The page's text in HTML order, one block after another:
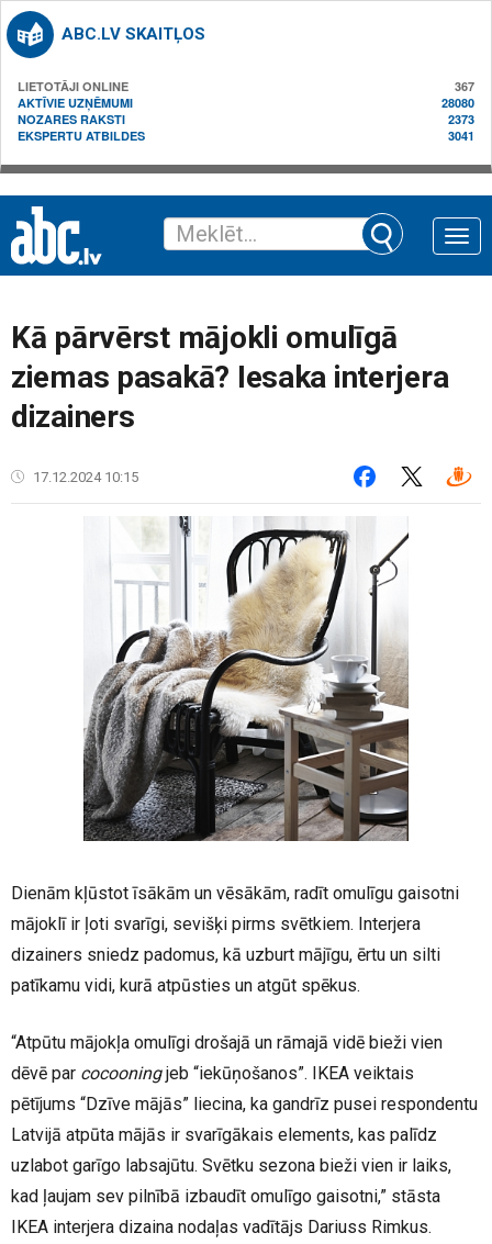
ABC.LV SKAITĻOS
LIETOTĀJI ONLINE
367
AKTĪVIE UZŅĒMUMI
28080
NOZARES RAKSTI
2373
EKSPERTU ATBILDES
3041
Toggle
Kā pārvērst mājokli omulīgā
ziemas pasakā? Iesaka interjera
dizainers
17.12.2024 10:15
Dienām kļūstot īsākām un vēsākām, radīt omulīgu gaisotni
mājoklī ir ļoti svarīgi, sevišķi pirms svētkiem. Interjera
dizainers sniedz padomus, kā uzburt mājīgu, ērtu un silti
patīkamu vidi, kurā atpūsties un atgūt spēkus.
“Atpūtu mājokļa omulīgi drošajā un rāmajā vidē bieži vien
dēvē par cocooningjeb “iekūņošanos”. IKEA veiktais
pētījums “Dzīve mājās” liecina, ka gandrīz pusei respondentu
Latvijā atpūta mājās ir svarīgākais elements, kas palīdz
uzlabot garīgo labsajūtu. Svētku sezona bieži vien ir laiks,
kad ļaujam sev pilnībā izbaudīt omulīgo gaisotni,” stāsta
IKEA interjera dizaina nodaļas vadītājs Dariuss Rimkus.